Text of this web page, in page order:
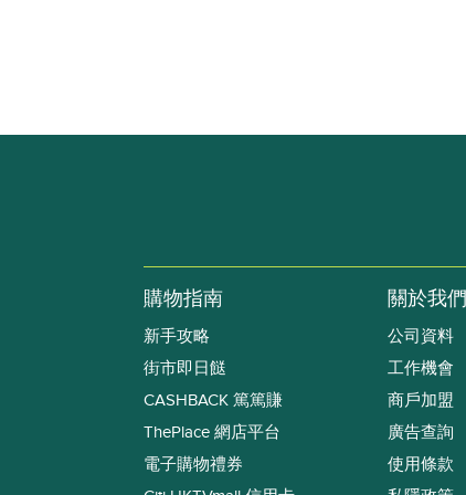
購物指南
新手攻略
街市即日餸
CASHBACK 篤篤賺
ThePlace 網店平台
電子購物禮券
關於我們
公司資料
工作機會
商戶加盟
廣告查詢
使用條款